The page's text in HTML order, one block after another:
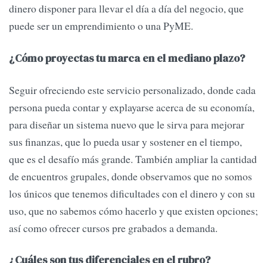
dinero disponer para llevar el día a día del negocio, que
puede ser un emprendimiento o una PyME.
¿Cómo proyectas tu marca en el mediano plazo?
Seguir ofreciendo este servicio personalizado, donde cada
persona pueda contar y explayarse acerca de su economía,
para diseñar un sistema nuevo que le sirva para mejorar
sus finanzas, que lo pueda usar y sostener en el tiempo,
que es el desafío más grande. También ampliar la cantidad
de encuentros grupales, donde observamos que no somos
los únicos que tenemos dificultades con el dinero y con su
uso, que no sabemos cómo hacerlo y que existen opciones;
así como ofrecer cursos pre grabados a demanda.